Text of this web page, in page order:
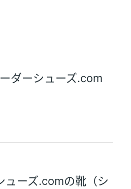
ダーシューズ.com
ューズ.comの靴（シ